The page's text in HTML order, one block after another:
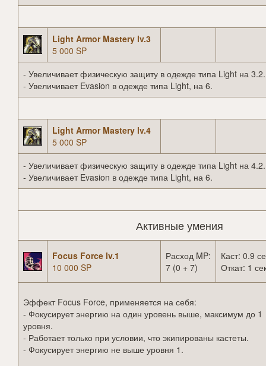
Light Armor Mastery lv.3
5 000 SP
- Увеличивает физическую защиту в одежде типа Light на 3.2.
- Увеличивает Evasion в одежде типа Light, на 6.
Light Armor Mastery lv.4
5 000 SP
- Увеличивает физическую защиту в одежде типа Light на 4.2.
- Увеличивает Evasion в одежде типа Light, на 6.
Активные умения
Focus Force lv.1
10 000 SP
Расход MP:
7 (0 + 7)
Каст: 0.9
Откат: 1
Эффект Focus Force, применяется на себя:
- Фокусирует энергию на один уровень выше, максимум до 1
уровня.
- Работает только при условии, что экипированы кастеты.
- Фокусирует энергию не выше уровня 1.